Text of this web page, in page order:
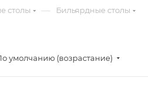
столы — Бильярдные столы
умолчанию (возрастание)